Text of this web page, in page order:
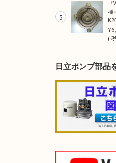
5
種
(
日立ポンプ部品